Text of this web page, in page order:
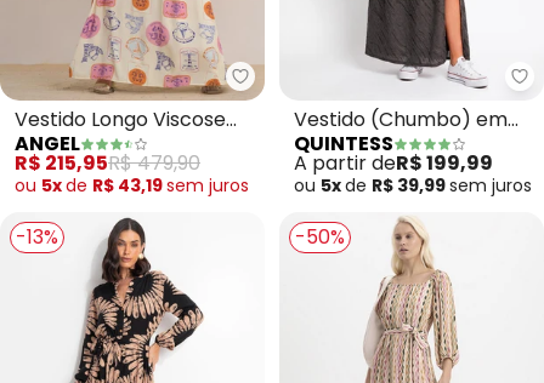
Angel - Vestido Longo Viscose
Vestido Longo Viscose
Estampada (Bege)
ANGEL
R$ 215,95R$ 479,90
ou 5xde R$ 43,19sem juros
Vestido (Chumbo) em
Malha Jacquard
Texturizada
QUINTESS
A partir deR$ 199,99
ou 5xde R$ 39,99sem juros
-13% -50%